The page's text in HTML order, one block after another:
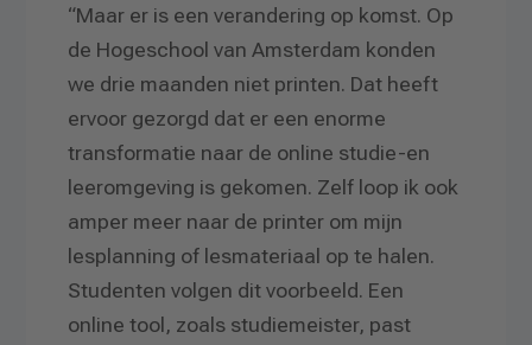
“Maar er is een verandering op komst. Op
de Hogeschool van Amsterdam konden
we drie maanden niet printen. Dat heeft
ervoor gezorgd dat er een enorme
transformatie naar de online studie-en
leeromgeving is gekomen. Zelf loop ik ook
amper meer naar de printer om mijn
lesplanning of lesmateriaal op te halen.
Studenten volgen dit voorbeeld. Een
online tool, zoals studiemeister, past